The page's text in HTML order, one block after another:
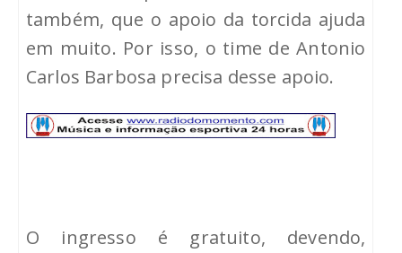
também, que o apoio da torcida ajuda
em muito. Por isso, o time de Antonio
Carlos Barbosa precisa desse apoio.
O ingresso é gratuito, devendo,